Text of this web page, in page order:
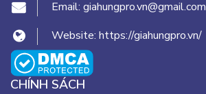
Email: giahungpro.vn@gmail.com
Website: https://giahungpro.vn/
CHÍNH SÁCH